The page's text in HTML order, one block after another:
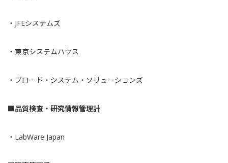
・ JFEシステムズ
・ 東京システムハウス
・ ブロード・システム・ソリューションズ
■品質検査・研究情報管理計
・ LabWare Japan